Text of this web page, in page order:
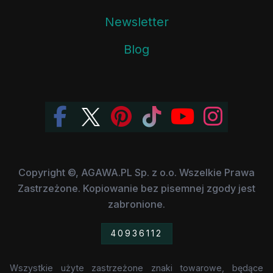
Newsletter
Blog
Copyright ©, AGAWA.PL Sp. z o.o. Wszelkie Prawa
Zastrzeżone. Kopiowanie bez pisemnej zgody jest
zabronione.
40936112
Wszystkie użyte zastrzeżone znaki towarowe, będące